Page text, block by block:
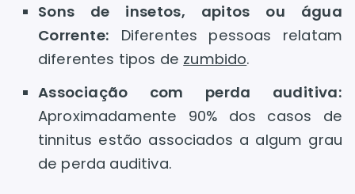
Sons de insetos, apitos ou água
Corrente: Diferentes pessoas relatam
diferentes tipos de zumbido.
Associação com perda auditiva:
Aproximadamente 90% dos casos de
tinnitus estão associados a algum grau
de perda auditiva.